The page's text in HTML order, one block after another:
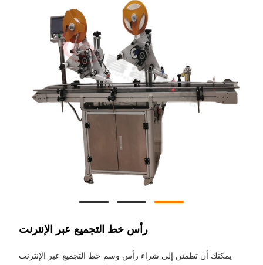
رأس خط التجميع عبر الإنترنت
يمكنك أن تطمئن إلى شراء رأس وسم خط التجميع عبر الإنترنت